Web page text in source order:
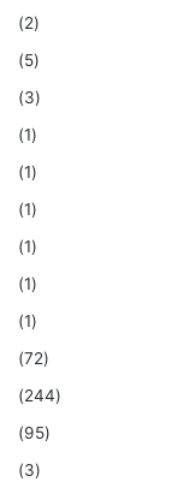
(2)
(5)
(3)
(1)
(1)
(1)
(1)
(1)
(1)
(72)
(244)
(95)
(3)